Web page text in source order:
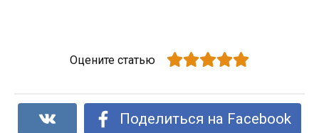
Оцените статью
Поделиться на Facebook